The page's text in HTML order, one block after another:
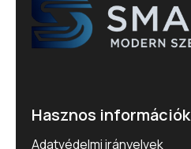
Hasznos információk
Adatvédelmi irányelvek